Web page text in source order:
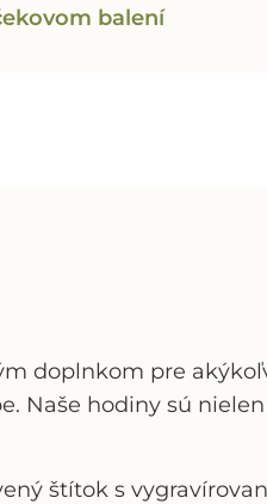
balení
doplnkom pre
Naše hodiny sú nielen
štítok s